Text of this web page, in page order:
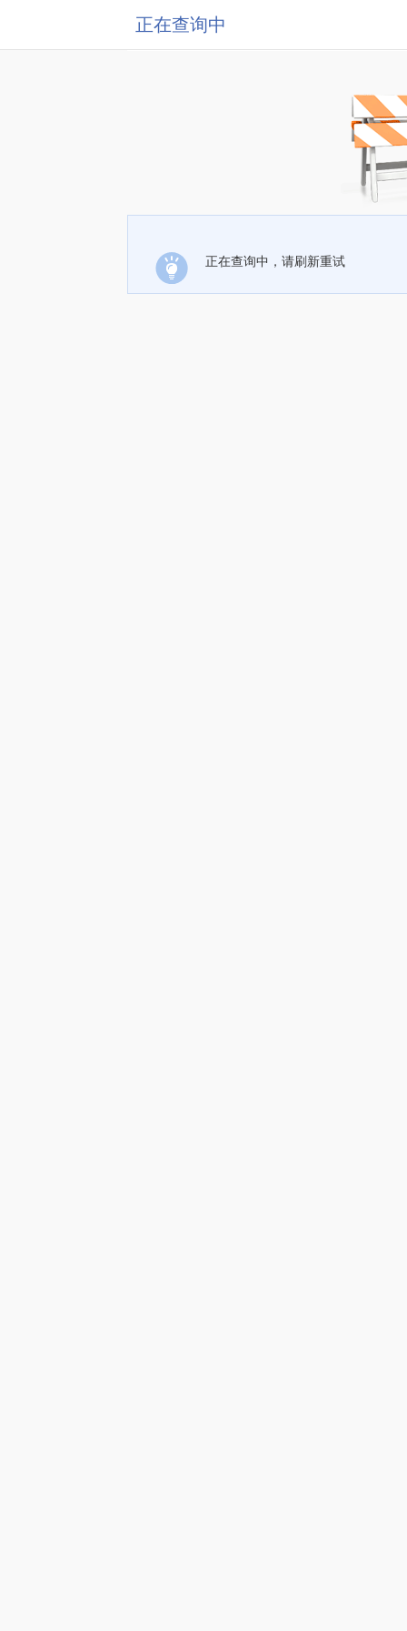
正在查询中
正在查询中，请刷新重试